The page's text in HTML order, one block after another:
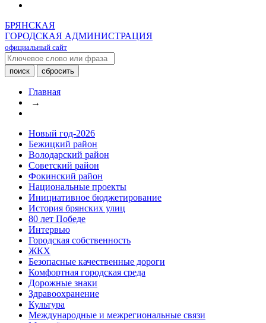
БРЯНСКАЯ
ГОРОДСКАЯ АДМИНИСТРАЦИЯ
официальный сайт
Главная
→
Новый год-2026
Бежицкий район
Володарский район
Советский район
Фокинский район
Национальные проекты
Инициативное бюджетирование
История брянских улиц
80 лет Победе
Интервью
Городская собственность
ЖКХ
Безопасные качественные дороги
Комфортная городская среда
Дорожные знаки
Здравоохранение
Культура
Международные и межрегиональные связи